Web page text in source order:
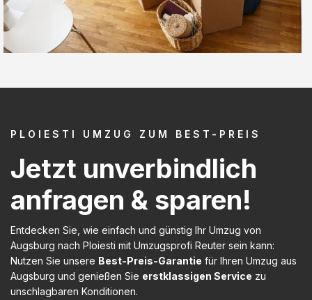
PLOIESTI UMZUG ZUM BEST-PREIS
Jetzt unverbindlich
anfragen & sparen!
Entdecken Sie, wie einfach und günstig Ihr Umzug von
Augsburg nach Ploiesti mit Umzugsprofi Reuter sein kann:
Nutzen Sie unsere Best-Preis-Garantie für Ihren Umzug aus
Augsburg und genießen Sie erstklassigen Service zu
unschlagbaren Konditionen.